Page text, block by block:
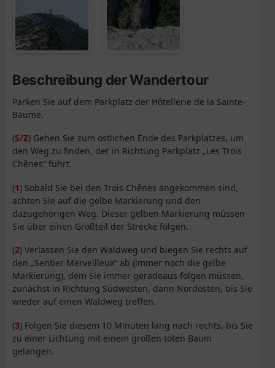
Beschreibung der Wandertour
Parken Sie auf dem Parkplatz der Hôtellerie de la Sainte-
Baume.
(S/Z) Gehen Sie zum östlichen Ende des Parkplatzes, um
den Weg zu finden, der in Richtung Parkplatz „Les Trois
Chênes“ führt.
(1) Sobald Sie bei den Trois Chênes angekommen sind,
achten Sie auf die gelbe Markierung und den
dazugehörigen Weg. Dieser gelben Markierung müssen
Sie über einen Großteil der Strecke folgen.
(2) Verlassen Sie den Waldweg und biegen Sie rechts auf
den „Sentier Merveilleux“ ab (immer noch die gelbe
Markierung), dem Sie immer geradeaus folgen müssen,
zunächst in Richtung Südwesten, dann Nordosten, bis Sie
wieder auf einen Waldweg treffen.
(3) Folgen Sie diesem 10 Minuten lang nach rechts, bis Sie
zu einer Lichtung mit einem großen toten Baum
gelangen.